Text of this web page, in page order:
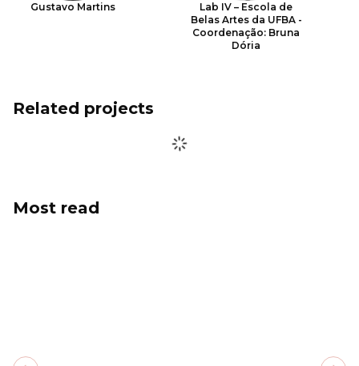
Gustavo Martins
Lab IV – Escola de
Belas Artes da UFBA -
Coordenação: Bruna
Dória
Related projects
Most read